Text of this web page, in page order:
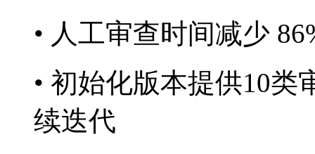
• 人工审查时间减少
• 初始化版本提供10类
续迭代